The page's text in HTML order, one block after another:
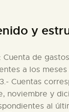
y
: Cuenta de
a los
Cuentas
noviembre y
al